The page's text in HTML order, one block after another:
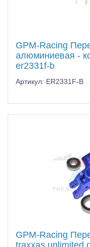
GPM-Racing
алюминиевая -
er2331f-b
Артикул: ER2331F-B
GPM-Racing
traxxas unlimited